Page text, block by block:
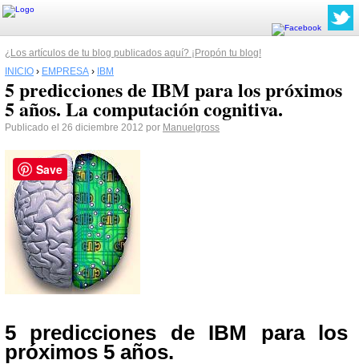
¿Los artículos de tu blog publicados aquí? ¡Propón tu blog!
INICIO › EMPRESA › IBM
5 predicciones de IBM para los próximos
5 años. La computación cognitiva.
Publicado el 26 diciembre 2012 por Manuelgross
5 predicciones de IBM para los
próximos 5 años.
Save